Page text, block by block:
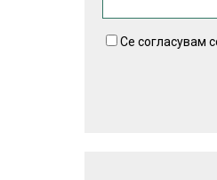
Се согласувам